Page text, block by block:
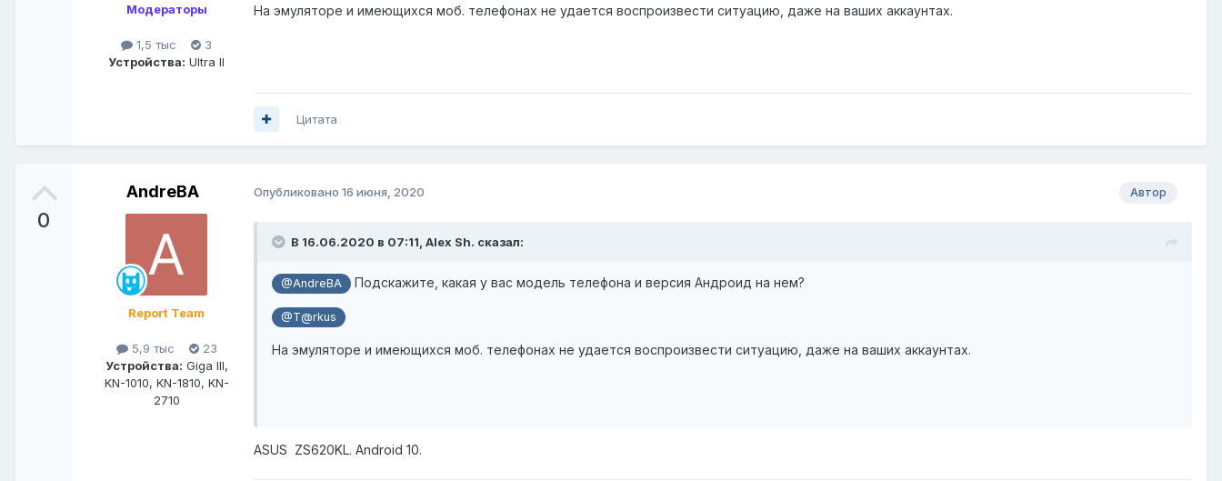
Модераторы
1,5 тыс
3
Устройства: Ultra II
На эмуляторе и имеющихся моб. телефонах не удается воспроизвести ситуацию, даже на ваших аккаунтах.
Цитата
0
AndreBA
Report Team
5,9 тыс
23
Устройства: Giga III,
KN-1010, KN-1810, KN-
2710
Автор
Опубликовано 16 июня, 2020
В 16.06.2020 в 07:11, Alex Sh. сказал:
@AndreBA Подскажите, какая у вас модель телефона и версия Андроид на нем?
@T@rkus
На эмуляторе и имеющихся моб. телефонах не удается воспроизвести ситуацию, даже на ваших аккаунтах.
ASUS ZS620KL. Android 10.